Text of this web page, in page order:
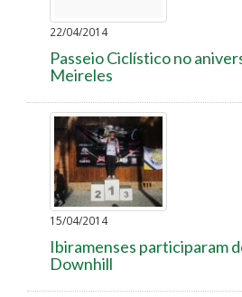
22/04/2014
Passeio Ciclístico no
Meireles
15/04/2014
Ibiramenses participaram
Downhill